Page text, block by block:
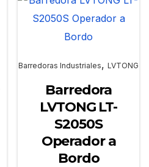
Barredoras Industriales,LVTONG
Barredora
LVTONG LT-
S2050S
Operador a
Bordo